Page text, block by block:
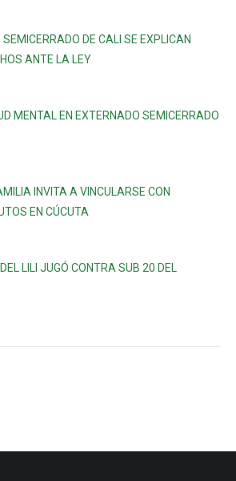
SEMICERRADO DE CALI SE EXPLICAN
ANTE LA LEY
MENTAL EN EXTERNADO SEMICERRADO
INVITA A VINCULARSE CON
EN CÚCUTA
LILI JUGÓ CONTRA SUB 20 DEL